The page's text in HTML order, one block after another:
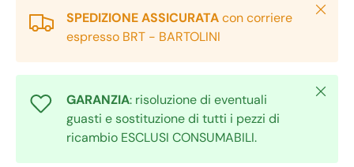
SPEDIZIONE ASSICURATAcon corriere
espresso BRT - BARTOLINI
Chiudi
GARANZIA: risoluzione di eventuali
guasti e sostituzione di tutti i pezzi di
ricambio ESCLUSI CONSUMABILI.
Chiudi